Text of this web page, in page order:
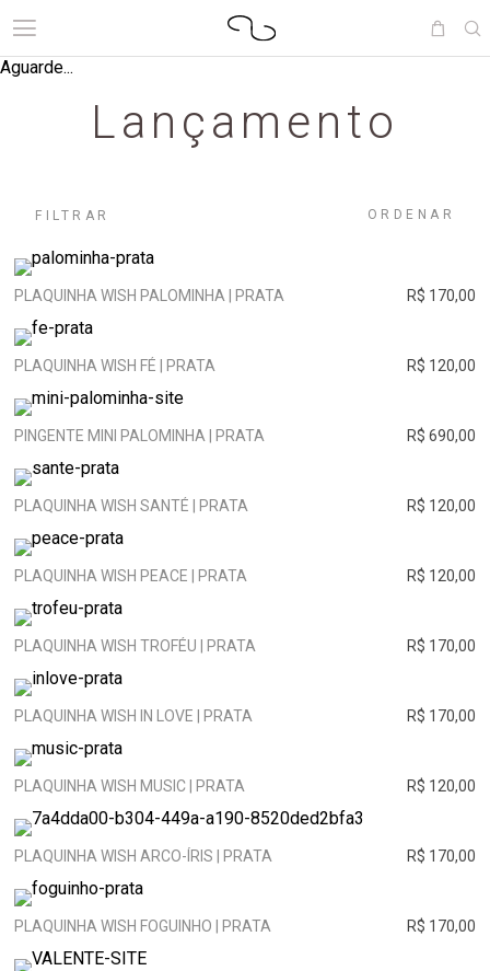
Aguarde...
Lançamento
FILTRAR ORDENAR
PLAQUINHA WISH PALOMINHA | PRATA R$ 170,00
PLAQUINHA WISH FÉ | PRATA R$ 120,00
PINGENTE MINI PALOMINHA | PRATA R$ 690,00
PLAQUINHA WISH SANTÉ | PRATA R$ 120,00
PLAQUINHA WISH PEACE | PRATA R$ 120,00
PLAQUINHA WISH TROFÉU | PRATA R$ 170,00
PLAQUINHA WISH IN LOVE | PRATA R$ 170,00
PLAQUINHA WISH MUSIC | PRATA R$ 120,00
PLAQUINHA WISH ARCO-ÍRIS | PRATA R$ 170,00
PLAQUINHA WISH FOGUINHO | PRATA R$ 170,00